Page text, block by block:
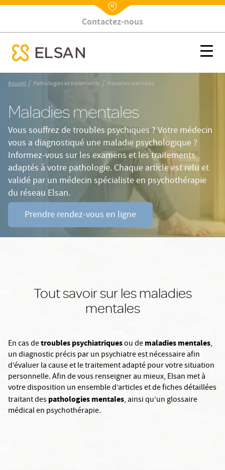
Nx:Aller
contenu
principal
Nx:Annuaire
Contactez-nous
Maladies mentales
menu mobile
Accueil / Pathologies et traitements / Maladies mentales
Maladies mentales
Vous souffrez de troubles psychiques ? Votre médecin
vous a diagnostiqué une maladie psychologique ?
Informez-vous sur les examens et les traitements
adaptés à votre pathologie. Chaque article est relu et
validé par un médecin spécialiste en psychothérapie
du réseau Elsan.
Prendre rendez-vous en ligne
Tout savoir sur les maladies
mentales
En cas detroubles psychiatriquesou demaladies mentales,
un diagnostic précis par un psychiatre est nécessaire afin
d’évaluer la cause et le traitement adapté pour votre situation
personnelle. Afin de vous renseigner au mieux, Elsan met à
votre disposition un ensemble d’articles et de fiches détaillées
traitant despathologies mentales, ainsi qu’un glossaire
médical en psychothérapie.